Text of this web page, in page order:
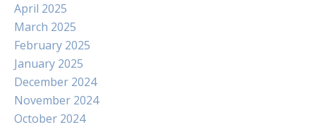
April 2025
March 2025
February 2025
January 2025
December 2024
November 2024
October 2024